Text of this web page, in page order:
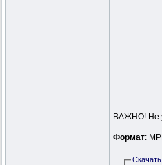
ВАЖНО! Не
Формат:
Скачать